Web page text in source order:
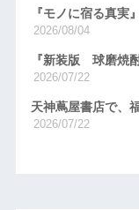
『モノに宿る真実
2026/08/04
『新装版 球磨焼
2026/07/22
天神蔦屋書店で、
2026/07/22